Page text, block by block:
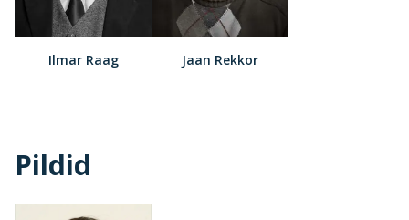
Ilmar Raag Jaan Rekkor
Pildid